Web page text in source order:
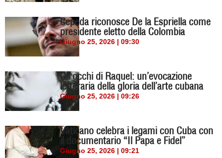
Cepeda riconosce De la Espriella come
presidente eletto della Colombia
Giugno 25, 2026 | 09:30
Gli occhi di Raquel: un’evocazione
letteraria della gloria dell’arte cubana
Giugno 25, 2026 | 09:26
Vaticano celebra i legami con Cuba con
il documentario “Il Papa e Fidel”
Giugno 25, 2026 | 09:21